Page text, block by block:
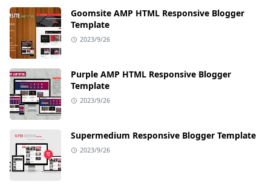
Goomsite AMP HTML Responsive Blogger
Template
2023/9/26
Purple AMP HTML Responsive Blogger
Template
2023/9/26
Supermedium Responsive Blogger Template
2023/9/26